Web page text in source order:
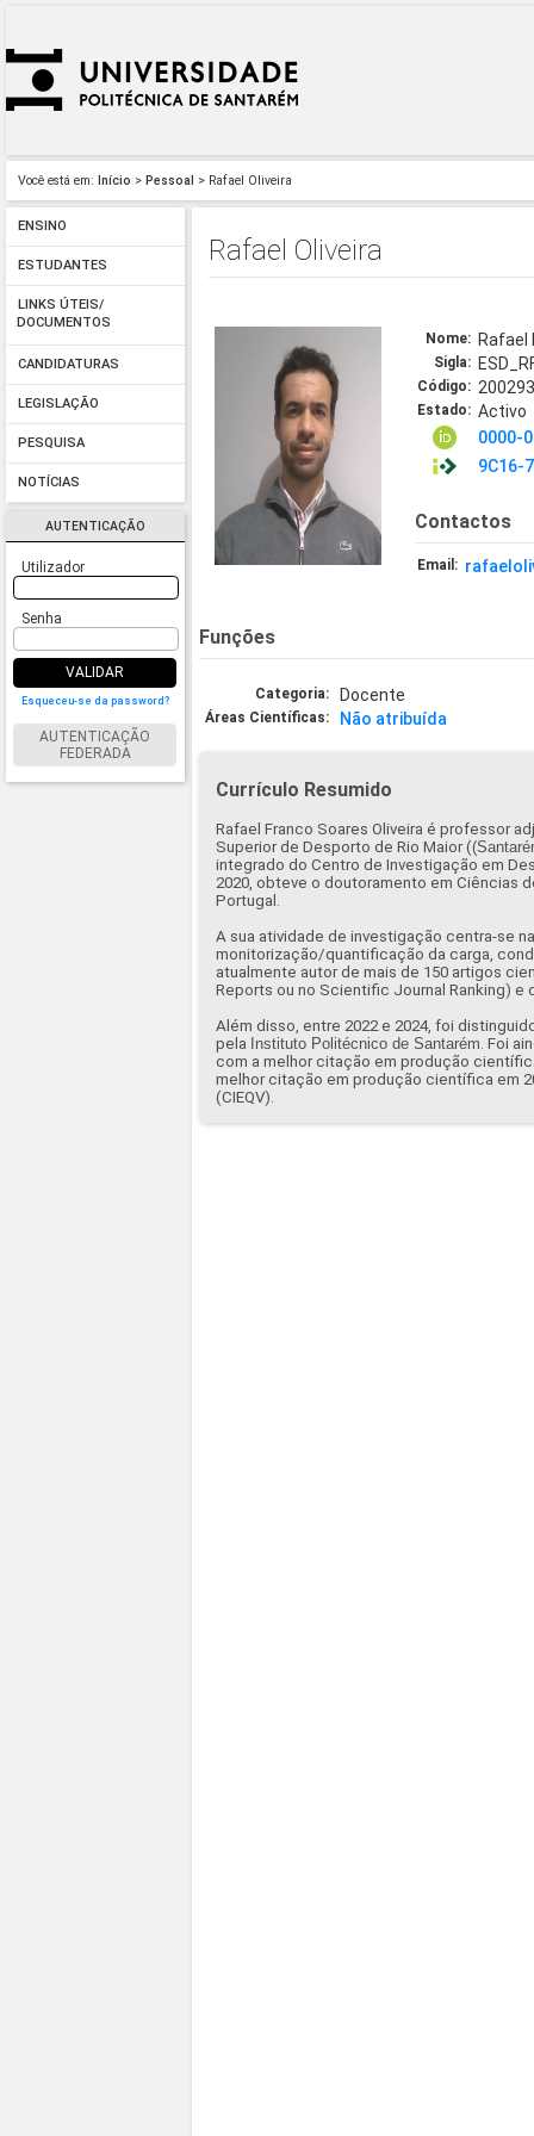
Você está em: Início > Pessoal > Rafael Oliveira
ENSINO
ESTUDANTES
LINKS ÚTEIS/
DOCUMENTOS
CANDIDATURAS
LEGISLAÇÃO
PESQUISA
NOTÍCIAS
AUTENTICAÇÃO
Utilizador
Senha
VALIDAR
Esqueceu-se da password?
AUTENTICAÇÃO
FEDERADA
Rafael Oliveira
Nome: Rafael
Sigla:
Código:
Estado: Activo
0000-
9C16-
Contactos
Email:
Funções
Categoria: Docente
Áreas Científicas: Não atribuída
Currículo Resumido
Rafael Franco Soares Oliveira é professor
Superior de Desporto de Rio Maior (
integrado do Centro de Investigação em
2020, obteve o doutoramento em Ciências
Portugal.
A sua atividade de investigação centra-se
monitorização/quantificação da carga,
atualmente autor de mais de 150 artigos
Reports ou no Scientific Journal Ranking) e
Além disso, entre 2022 e 2024, foi
pela Instituto Politécnico de Santarém. Foi
com a melhor citação em produção
melhor citação em produção científica em
(CIEQV).